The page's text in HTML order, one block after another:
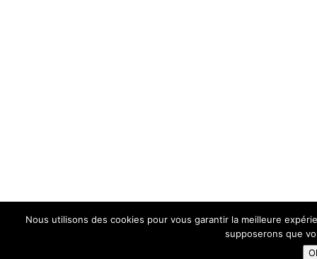
Nous utilisons des cookies pour vous garantir la meilleure
supposerons que